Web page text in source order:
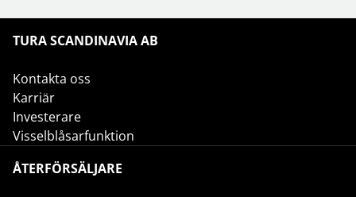
TURA SCANDINAVIA AB
Kontakta oss
Karriär
Investerare
Visselblåsarfunktion
ÅTERFÖRSÄLJARE